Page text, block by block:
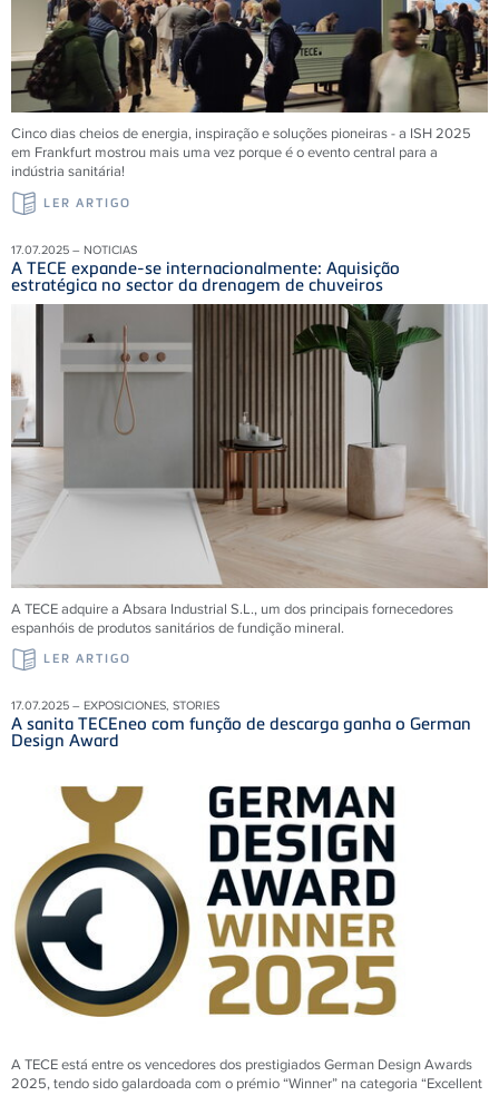
Cinco dias cheios de energia, inspiração e soluções pioneiras - a ISH 2025
em Frankfurt mostrou mais uma vez porque é o evento central para a
indústria sanitária!
LER ARTIGO
17.07.2025 – NOTICIAS
A TECE expande-se internacionalmente: Aquisição
estratégica no sector da drenagem de chuveiros
A TECE adquire a Absara Industrial S.L., um dos principais fornecedores
espanhóis de produtos sanitários de fundição mineral.
LER ARTIGO
17.07.2025 – EXPOSICIONES, STORIES
A sanita TECEneo com função de descarga ganha o German
Design Award
A TECE está entre os vencedores dos prestigiados German Design Awards
2025, tendo sido galardoada com o prémio “Winner” na categoria “Excellent